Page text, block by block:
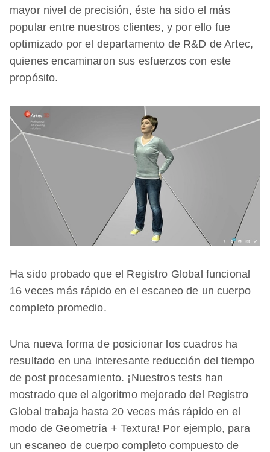
mayor nivel de precisión, éste ha sido el más
popular entre nuestros clientes, y por ello fue
optimizado por el departamento de R&D de Artec,
quienes encaminaron sus esfuerzos con este
propósito.
Ha sido probado que el Registro Global funcional
16 veces más rápido en el escaneo de un cuerpo
completo promedio.
Una nueva forma de posicionar los cuadros ha
resultado en una interesante reducción del tiempo
de post procesamiento. ¡Nuestros tests han
mostrado que el algoritmo mejorado del Registro
Global trabaja hasta 20 veces más rápido en el
modo de Geometría + Textura! Por ejemplo, para
un escaneo de cuerpo completo compuesto de